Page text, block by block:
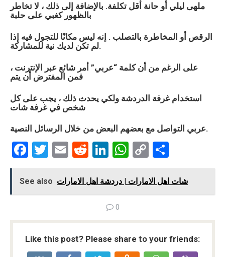
ملهى ليلي أو حانة أقل تكلفة. بالإضافة إلى ذلك ، لا تخاطر
بالظهور كغبي على حلبة
الرقص أو المخاطرة بالتصلب . إنه ليس مكانًا للتجول فيه إذا
لم تكن لديك نية للمشاركة.
على الرغم من أن كلمة “عربي” أمر شائع عبر الإنترنت ،
فمن المفترض أن يتم
استخدام غرفة الدردشة ولكي يحدث ذلك ، يجب على كل
شخص في غرفة شات
عربيالتواصل مع بعضهم البعض من خلال الرسائل النصية.
F
ce
b
k
T
tt
er
E
ail
R
d
di
Li
ke
dI
n
W
at
s
p
C
py
Li
ar
e
See also شات اهل الامارات | دردشة اهل الامارات
0
Like this post? Please share to your friends: